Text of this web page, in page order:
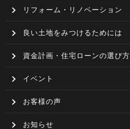
リフォーム・リノベーション
良い土地をみつけるためには
資金計画・住宅ローンの選び方
イベント
お客様の声
お知らせ